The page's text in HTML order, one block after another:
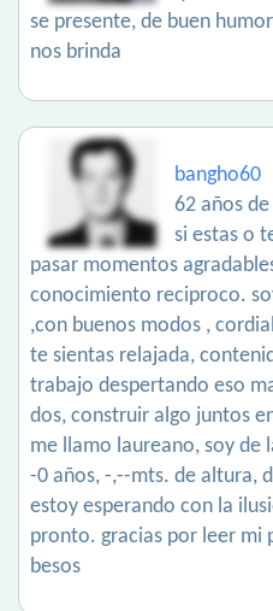
se presente, de buen
nos brinda
bangho60
62 años de
si estas o
pasar momentos
conocimiento reciproco.
,con buenos modos ,
te sientas relajada,
trabajo despertando eso
dos, construir algo juntos
me llamo laureano, soy de
-0 años, -,--mts. de altura,
estoy esperando con la
pronto. gracias por leer mi
besos